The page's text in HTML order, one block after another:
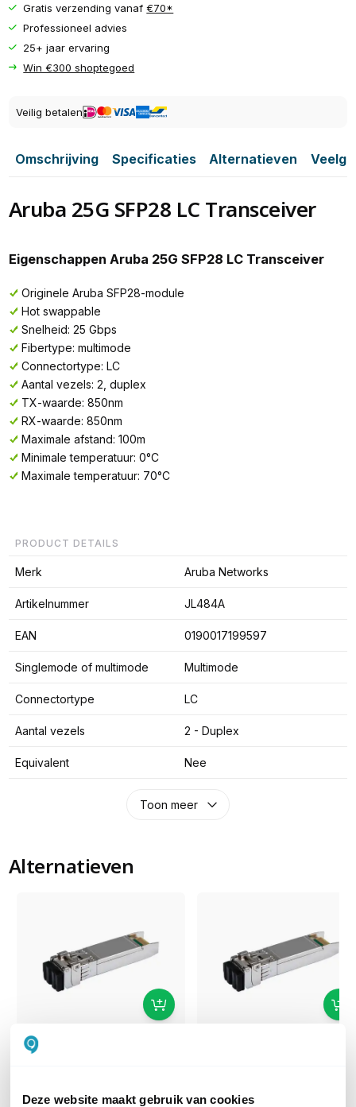
Deze website maakt gebruik van cookies
Gratis verzending vanaf€70*
Professioneel advies
25+ jaar ervaring
Win €300 shoptegoed
Veilig betalen
Omschrijving Specificaties Alternatieven
Aruba 25G SFP28 LC Transceiver
Eigenschappen Aruba 25G SFP28 LC Transceiver
Originele Aruba SFP28-module
Hot swappable
Snelheid: 25 Gbps
Fibertype: multimode
Connectortype: LC
Aantal vezels: 2, duplex
TX-waarde: 850nm
RX-waarde: 850nm
Maximale afstand: 100m
Minimale temperatuur: 0°C
Maximale temperatuur: 70°C
PRODUCT DETAILS
Merk Aruba Networks
Artikelnummer JL484A
EAN 0190017199597
Singlemode of multimode Multimode
Connectortype LC
Aantal vezels 2 - Duplex
Equivalent Nee
Toon meer
Alternatieven
Aruba 25G SFP28 LC
LR, singlemode, 1310nm
eSR, multimode 850nm